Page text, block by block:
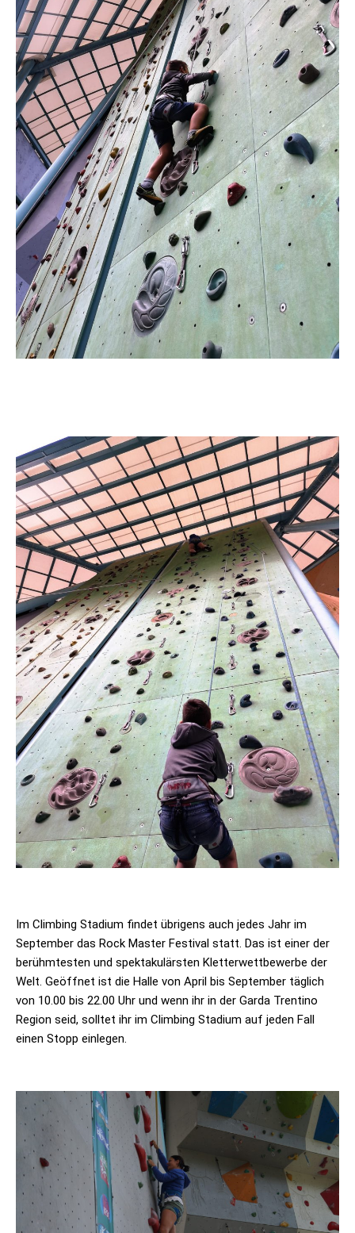
Im Climbing Stadium findet übrigens auch jedes Jahr im
September das Rock Master Festival statt. Das ist einer der
berühmtesten und spektakulärsten Kletterwettbewerbe der
Welt. Geöffnet ist die Halle von April bis September täglich
von 10.00 bis 22.00 Uhr und wenn ihr in der Garda Trentino
Region seid, solltet ihr im Climbing Stadium auf jeden Fall
einen Stopp einlegen.